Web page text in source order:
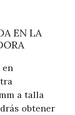
EN LA
en
a talla
obtener